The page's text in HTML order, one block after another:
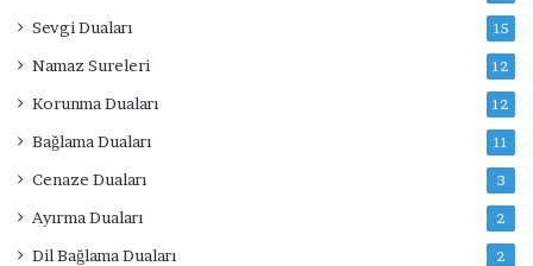
Sevgi Duaları 15
Namaz Sureleri 12
Korunma Duaları 12
Bağlama Duaları 11
Cenaze Duaları 3
Ayırma Duaları 2
Dil Bağlama Duaları 2